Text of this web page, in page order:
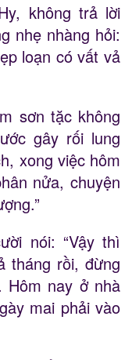
không trả lời
nhẹ nhàng hỏi:
loạn có vất vả
sơn tặc không
gây rối lung
xong việc hôm
nửa, chuyện
nói: “Vậy thì
tháng rồi, đừng
Hôm nay ở nhà
mai phải vào